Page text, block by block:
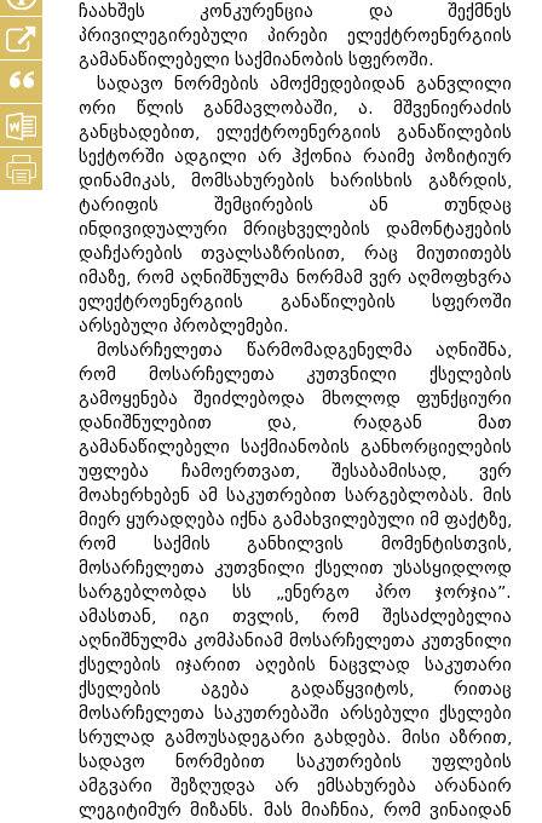
ჩაახშეს კონკურენცია და შექმნეს
პრივილეგირებული პირები ელექტროენერგიის
გამანაწილებელი საქმიანობის სფეროში.
სადავო ნორმების ამოქმედებიდან განვლილი
ორი წლის განმავლობაში, ა. მშვენიერაძის
განცხადებით, ელექტროენერგიის განაწილების
სექტორში ადგილი არ ჰქონია რაიმე პოზიტიურ
დინამიკას, მომსახურების ხარისხის გაზრდის,
ტარიფის შემცირების ან თუნდაც
ინდივიდუალური მრიცხველების დამონტაჟების
დაჩქარების თვალსაზრისით, რაც მიუთითებს
იმაზე, რომ აღნიშნულმა ნორმამ ვერ აღმოფხვრა
ელექტროენერგიის განაწილების სფეროში
არსებული პრობლემები.
მოსარჩელეთა წარმომადგენელმა აღნიშნა,
რომ მოსარჩელეთა კუთვნილი ქსელების
გამოყენება შეიძლებოდა მხოლოდ ფუნქციური
დანიშნულებით და, რადგან მათ
გამანაწილებელი საქმიანობის განხორციელების
უფლება ჩამოერთვათ, შესაბამისად, ვერ
მოახერხებენ ამ საკუთრებით სარგებლობას. მის
მიერ ყურადღება იქნა გამახვილებული იმ ფაქტზე,
რომ საქმის განხილვის მომენტისთვის,
მოსარჩელეთა კუთვნილი ქსელით უსასყიდლოდ
სარგებლობდა სს „ენერგო პრო ჯორჯია”.
ამასთან, იგი თვლის, რომ შესაძლებელია
აღნიშნულმა კომპანიამ მოსარჩელეთა კუთვნილი
ქსელების იჯარით აღების ნაცვლად საკუთარი
ქსელების აგება გადაწყვიტოს, რითაც
მოსარჩელეთა საკუთრებაში არსებული ქსელები
სრულად გამოუსადეგარი გახდება. მისი აზრით,
სადავო ნორმებით საკუთრების უფლების
ამგვარი შეზღუდვა არ ემსახურება არანაირ
ლეგიტიმურ მიზანს. მას მიაჩნია, რომ ვინაიდან